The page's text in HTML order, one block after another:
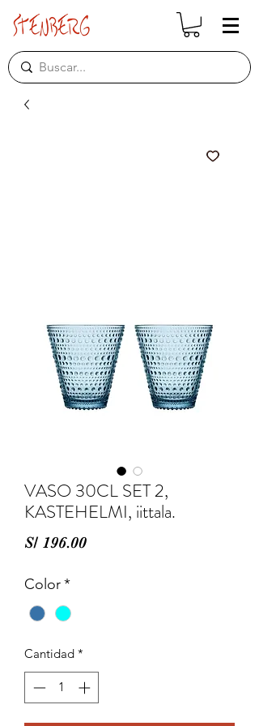
VASO 30CL SET 2,
KASTEHELMI, iittala.
S/ 196.00Precio
Color*
Cantidad *